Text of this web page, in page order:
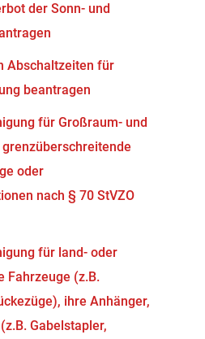
der Sonn- und
Abschaltzeiten für
beantragen
für Großraum- und
oder
nach § 70 StVZO
für land- oder
Fahrzeuge (z.B.
ihre Anhänger,
Gabelstapler,